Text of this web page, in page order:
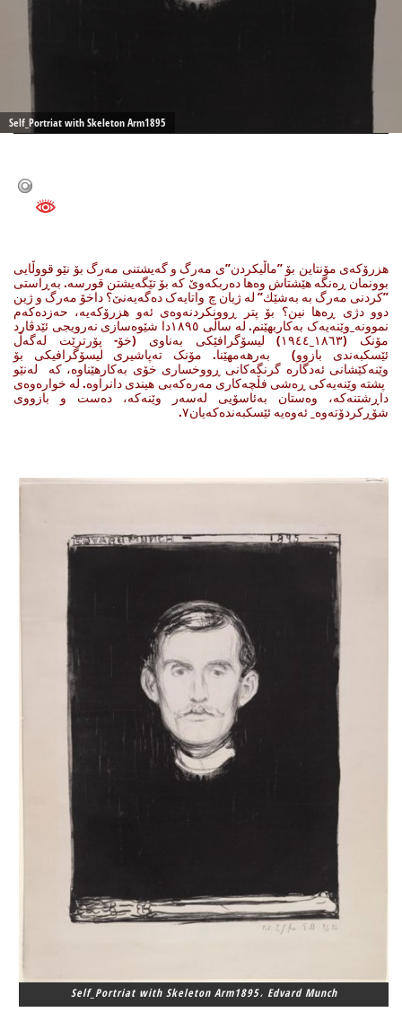
Self_Portriat with Skeleton Arm1895
هزرۆکەی مۆنتاین بۆ ”ماڵیکردن”ی مەرگ و گەیشتنی مەرگ بۆ نێو قووڵایی
بوونمان ڕەنگە هێشتاش وەها دەربکەوێ کە بۆ تێگەیشتن قورسە. بەڕاستی
”کردنی مەرگ بە بەشێك” لە ژیان چ واتایەک دەگەیەنێ؟ داخۆ مەرگ و ژین
دوو دژی ڕەها نین؟ بۆ پتر ڕوونکردنەوەی ئەو هزرۆکەیە، حەزدەکەم
نموونە_وێنەیەک بەکاربهێنم. لە ساڵی ١٨٩٥دا شێوەسازی نەرویجی ئێدڤارد
مۆنک (١٨٦٣_١٩٤٤) لیسۆگرافێکی بەناوی (خۆ- پۆرترێت لەگەڵ
ئێسکبەندی بازوو) بەرهەمهێنا. مۆنک تەپاشیری لیسۆگرافیکی بۆ
وێنەکێشانی ئەدگارە گرنگەکانی ڕووخساری خۆی بەکارهێناوە، کە لەنێو
پشته‌ وێنه‌یه‌كی ڕەشی فڵچەکاری مەرەکەبی هیندی دانراوە. لە خوارەوەی
داڕشتنەکە، وەستان بەئاسۆیی لەسەر وێنەکە، دەست و بازووی
شۆڕکردۆتەوە_ ئەوەیە ئێسکبەندەکەیان٧.
Self_Portriat with Skeleton Arm1895، Edvard Munch